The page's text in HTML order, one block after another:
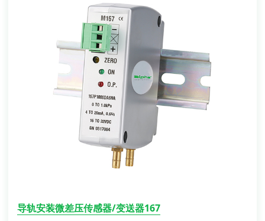
导轨安装微差压传感器/变送器167